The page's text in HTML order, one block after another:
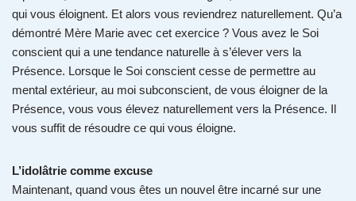
qui vous éloignent. Et alors vous reviendrez naturellement. Qu’a
démontré Mère Marie avec cet exercice ? Vous avez le Soi
conscient qui a une tendance naturelle à s’élever vers la
Présence. Lorsque le Soi conscient cesse de permettre au
mental extérieur, au moi subconscient, de vous éloigner de la
Présence, vous vous élevez naturellement vers la Présence. Il
vous suffit de résoudre ce qui vous éloigne.
L’idolâtrie comme excuse
Maintenant, quand vous êtes un nouvel être incarné sur une